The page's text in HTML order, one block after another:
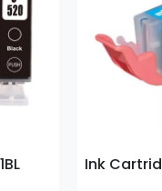
Ink